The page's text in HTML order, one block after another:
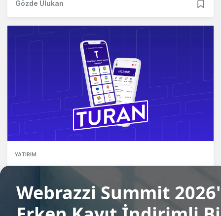
Gözde Ulukan
YATIRIM
United Payment, Turan'ın çoğunluk
hissesini satın alıyor